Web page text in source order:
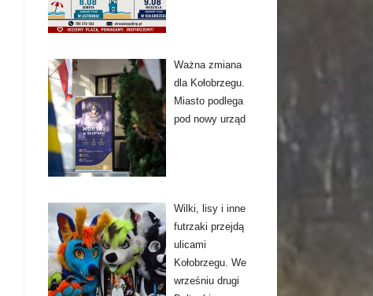
Ważna zmiana
dla Kołobrzegu.
Miasto podlega
pod nowy urząd
Wilki, lisy i inne
futrzaki przejdą
ulicami
Kołobrzegu. We
wrześniu drugi